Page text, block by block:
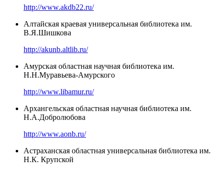
http://www.akdb22.ru/
Алтайская краевая универсальная библиотека им.
В.Я.Шишкова
http://akunb.altlib.ru/
Амурская областная научная библиотека им.
Н.Н.Муравьева-Амурского
http://www.libamur.ru/
Архангельская областная научная библиотека им.
Н.А.Добролюбова
http://www.aonb.ru/
Астраханская областная универсальная библиотека им.
Н.К. Крупской